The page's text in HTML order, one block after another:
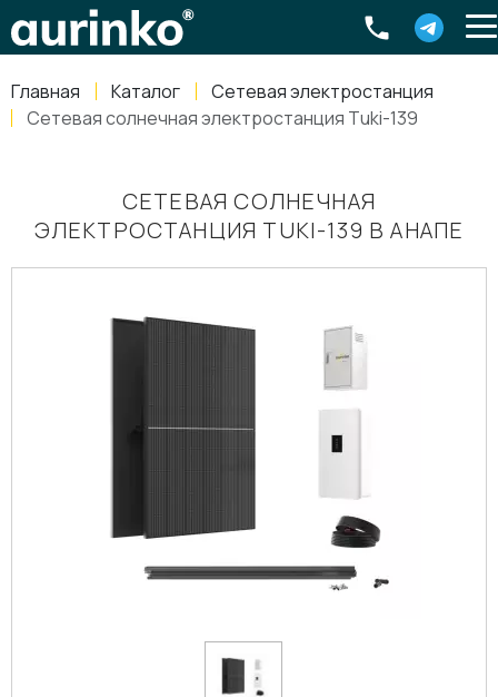
Главная Каталог
Сетевая электростанция
Сетевая солнечная электростанция Tuki-139
СЕТЕВАЯ СОЛНЕЧНАЯ
ЭЛЕКТРОСТАНЦИЯ TUKI-139 В АНАПЕ
Россия, Свердловская область Екатеринбург ,
8-800-770-79-40